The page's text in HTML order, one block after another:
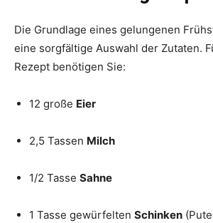
Die Grundlage eines gelungenen
eine sorgfältige Auswahl der Zutaten.
Rezept benötigen Sie:
12 große Eier
2,5 Tassen Milch
1/2 Tasse Sahne
1 Tasse gewürfelten Schinken